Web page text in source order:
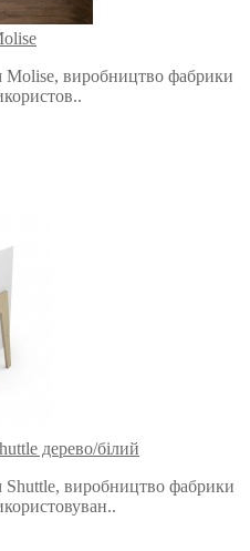
виробництво фабрики
дерево/білий
виробництво фабрики